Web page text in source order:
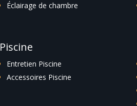
Éclairage de chambre
Piscine
Entretien Piscine
Accessoires Piscine